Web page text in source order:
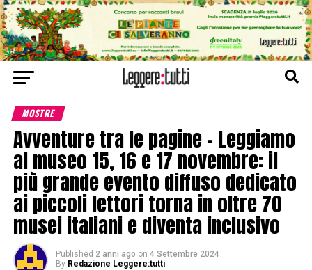
MOSTRE
Avventure tra le pagine – Leggiamo
al museo 15, 16 e 17 novembre: il
più grande evento diffuso dedicato
ai piccoli lettori torna in oltre 70
musei italiani e diventa inclusivo
Published 2 anni ago on 4 Settembre 2024
By Redazione Leggere:tutti